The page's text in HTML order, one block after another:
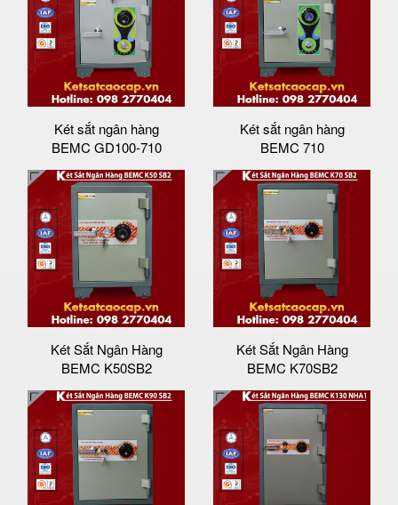
Két sắt ngân hàng
BEMC GD100-710
Két sắt ngân hàng
BEMC 710
Két Sắt Ngân Hàng
BEMC K50SB2
Két Sắt Ngân Hàng
BEMC K70SB2